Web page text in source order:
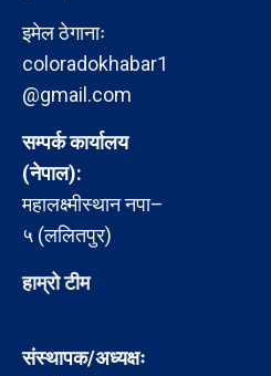
इमेल ठेगानाः
coloradokhabar1
@gmail.com
सम्पर्क कार्यालय
(नेपाल):
महालक्ष्मीस्थान नपा–
५ (ललितपुर)
हाम्रो टीम
संस्थापक/अध्यक्षः